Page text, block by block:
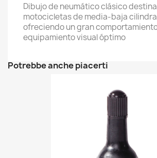
Dibujo de neumático clásico
motocicletas de media-baja
ofreciendo un gran
equipamiento visual óptimo
Potrebbe anche piacerti